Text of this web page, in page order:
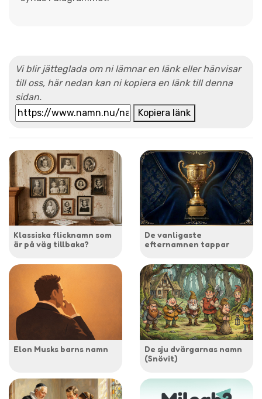
Vi blir jätteglada om ni lämnar en länk eller hänvisar
till oss, här nedan kan ni kopiera en länk till denna
sidan.
Kopiera länk
Klassiska flicknamn som
är på väg tillbaka?
De vanligaste
efternamnen tappar
Elon Musks barns namn
De sju dvärgarnas namn
(Snövit)